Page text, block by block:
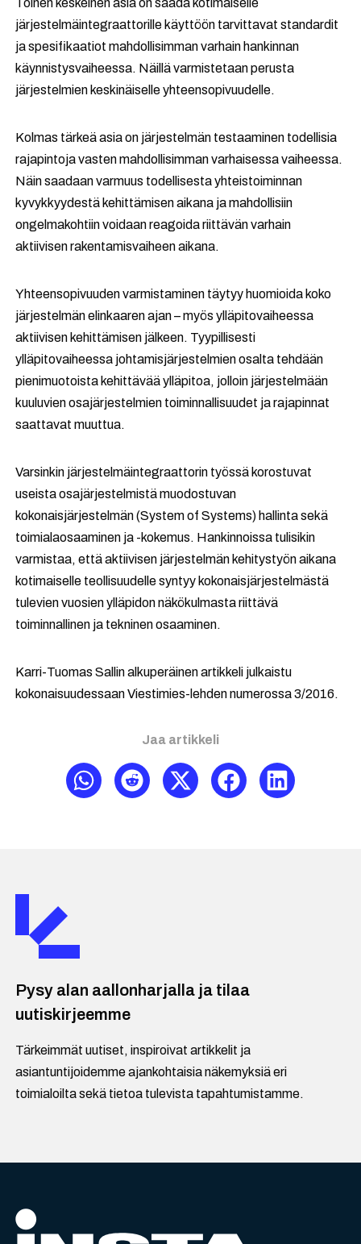
Toinen keskeinen asia on saada kotimaiselle
järjestelmäintegraattorille käyttöön tarvittavat standardit
ja spesifikaatiot mahdollisimman varhain hankinnan
käynnistysvaiheessa. Näillä varmistetaan perusta
järjestelmien keskinäiselle yhteensopivuudelle.
Kolmas tärkeä asia on järjestelmän testaaminen todellisia
rajapintoja vasten mahdollisimman varhaisessa vaiheessa.
Näin saadaan varmuus todellisesta yhteistoiminnan
kyvykkyydestä kehittämisen aikana ja mahdollisiin
ongelmakohtiin voidaan reagoida riittävän varhain
aktiivisen rakentamisvaiheen aikana.
Yhteensopivuuden varmistaminen täytyy huomioida koko
järjestelmän elinkaaren ajan – myös ylläpitovaiheessa
aktiivisen kehittämisen jälkeen. Tyypillisesti
ylläpitovaiheessa johtamisjärjestelmien osalta tehdään
pienimuotoista kehittävää ylläpitoa, jolloin järjestelmään
kuuluvien osajärjestelmien toiminnallisuudet ja rajapinnat
saattavat muuttua.
Varsinkin järjestelmäintegraattorin työssä korostuvat
useista osajärjestelmistä muodostuvan
kokonaisjärjestelmän (System of Systems) hallinta sekä
toimialaosaaminen ja -kokemus. Hankinnoissa tulisikin
varmistaa, että aktiivisen järjestelmän kehitystyön aikana
kotimaiselle teollisuudelle syntyy kokonaisjärjestelmästä
tulevien vuosien ylläpidon näkökulmasta riittävä
toiminnallinen ja tekninen osaaminen.
Karri-Tuomas Sallin alkuperäinen artikkeli julkaistu
kokonaisuudessaan Viestimies-lehden numerossa 3/2016.
Jaa artikkeli
Pysy alan aallonharjalla ja tilaa
uutiskirjeemme
Tärkeimmät uutiset, inspiroivat artikkelit ja
asiantuntijoidemme ajankohtaisia näkemyksiä eri
toimialoilta sekä tietoa tulevista tapahtumistamme.